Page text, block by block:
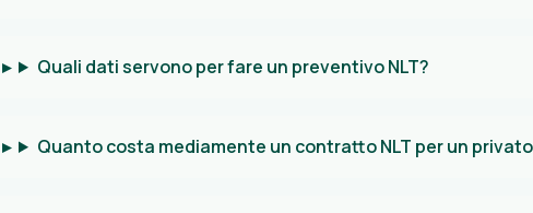
Quali dati servono per fare un preventivo NLT?
Quanto costa mediamente un contratto NLT per un